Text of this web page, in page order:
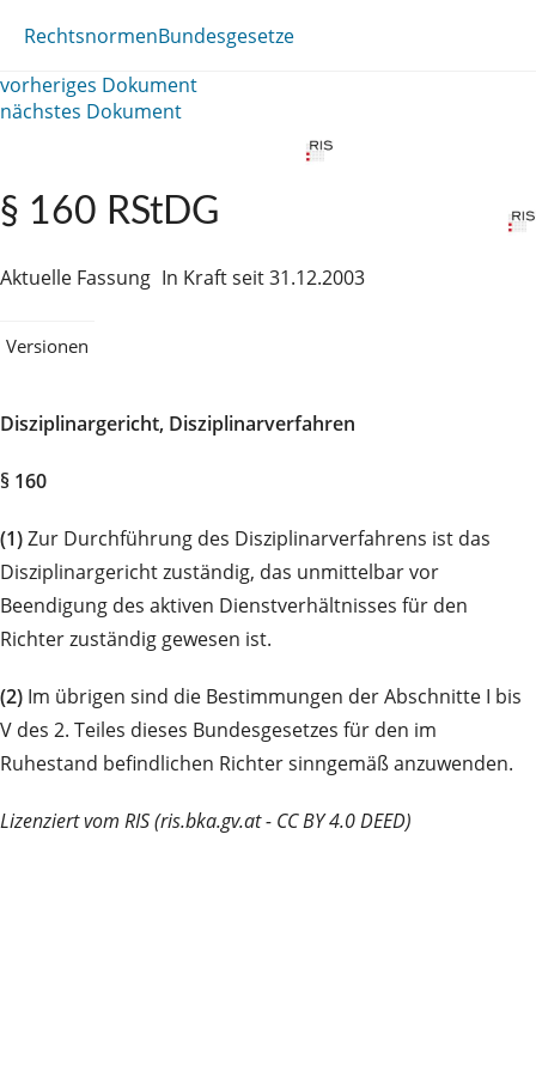
RechtsnormenBundesgesetze
vorheriges Dokument
nächstes Dokument
§ 160 RStDG
Aktuelle Fassung In Kraft seit 31.12.2003
Versionen
Disziplinargericht, Disziplinarverfahren
§ 160
(1)Zur Durchführung des Disziplinarverfahrens ist das
Disziplinargericht zuständig, das unmittelbar vor
Beendigung des aktiven Dienstverhältnisses für den
Richter zuständig gewesen ist.
(2) Im übrigen sind die Bestimmungen der Abschnitte I bis
V des 2. Teiles dieses Bundesgesetzes für den im
Ruhestand befindlichen Richter sinngemäß anzuwenden.
Lizenziert vom RIS (ris.bka.gv.at - CC BY 4.0 DEED)